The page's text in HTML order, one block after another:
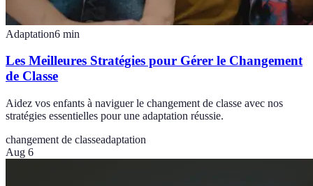
Adaptation6 min
Les Meilleures Stratégies pour Gérer le Changement
de Classe
Aidez vos enfants à naviguer le changement de classe avec nos
stratégies essentielles pour une adaptation réussie.
changement de classeadaptation
Aug 6